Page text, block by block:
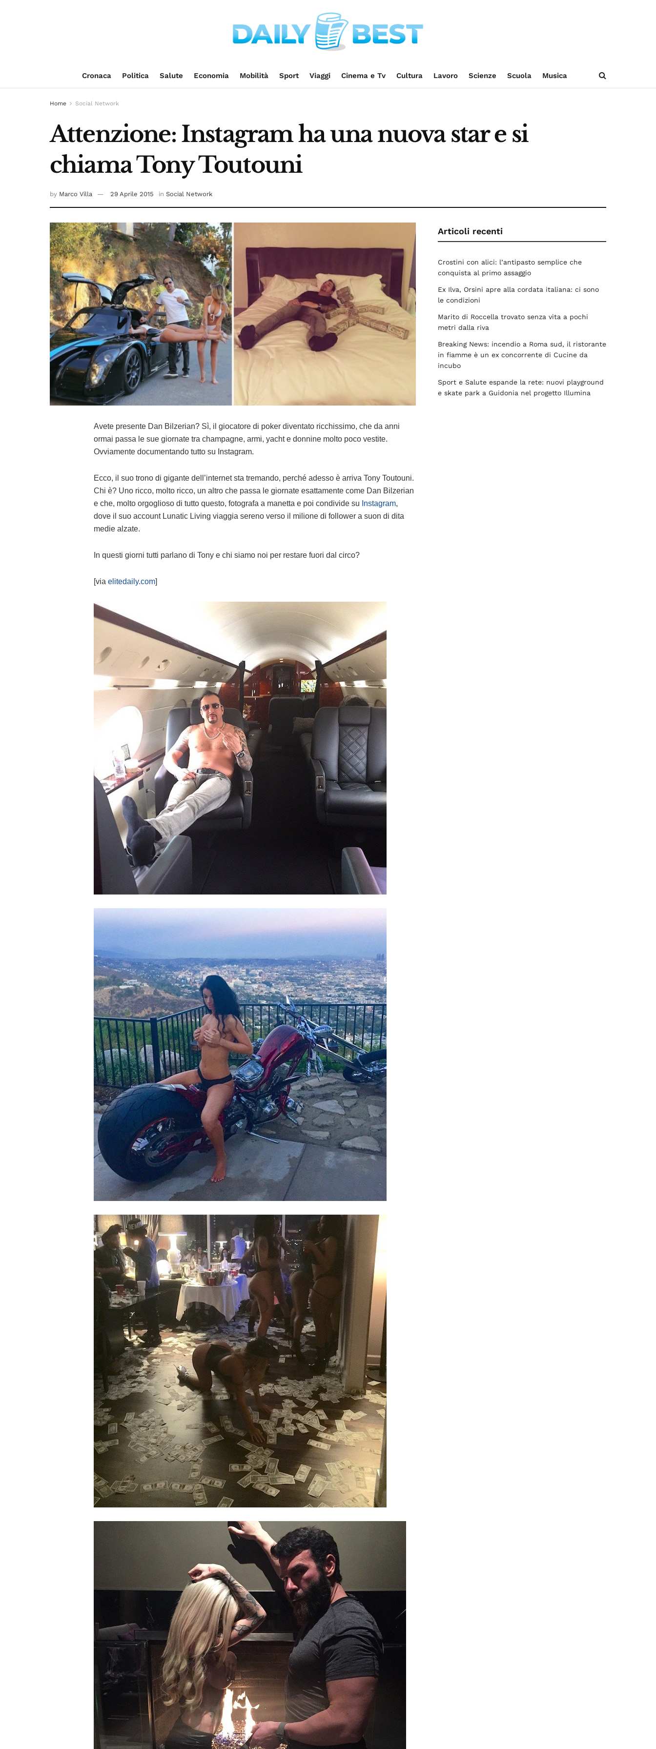
Cronaca Politica Salute Economia Mobilità Sport Viaggi Cinema e Tv Cultura Lavoro Scienze Scuola Musica
Home Social Network
Attenzione: Instagram ha una nuova star e si
chiama Tony Toutouni
by Marco Villa 29 Aprile 2015 in Social Network
Avete presente Dan Bilzerian? Sì, il giocatore di poker diventato ricchissimo, che da anni
ormai passa le sue giornate tra champagne, armi, yacht e donnine molto poco vestite.
Ovviamente documentando tutto su Instagram.
Ecco, il suo trono di gigante dell’internet sta tremando, perché adesso è arriva Tony Toutouni.
Chi è? Uno ricco, molto ricco, un altro che passa le giornate esattamente come Dan Bilzerian
e che, molto orgoglioso di tutto questo, fotografa a manetta e poi condivide su Instagram,
dove il suo account Lunatic Living viaggia sereno verso il milione di follower a suon di dita
medie alzate.
In questi giorni tutti parlano di Tony e chi siamo noi per restare fuori dal circo?
[via elitedaily.com]
Articoli recenti
Crostini con alici: l’antipasto semplice che
conquista al primo assaggio
Ex Ilva, Orsini apre alla cordata italiana: ci sono
le condizioni
Marito di Roccella trovato senza vita a pochi
metri dalla riva
Breaking News: incendio a Roma sud, il ristorante
in fiamme è un ex concorrente di Cucine da
incubo
Sport e Salute espande la rete: nuovi playground
e skate park a Guidonia nel progetto Illumina